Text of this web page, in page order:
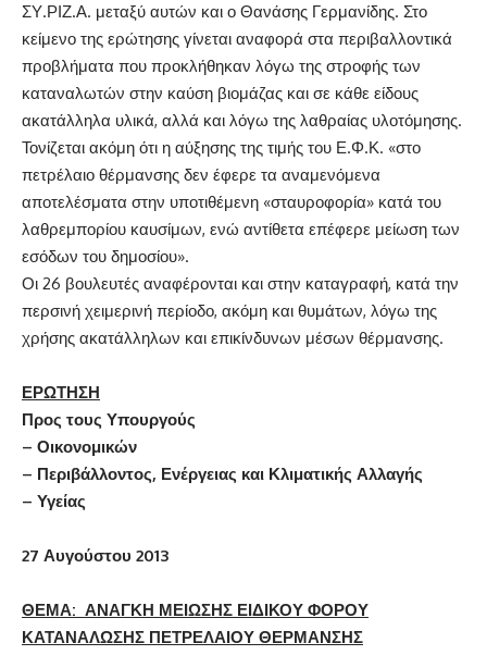
ΣΥ.ΡΙΖ.Α. μεταξύ αυτών και ο Θανάσης Γερμανίδης. Στο
κείμενο της ερώτησης γίνεται αναφορά στα περιβαλλοντικά
προβλήματα που προκλήθηκαν λόγω της στροφής των
καταναλωτών στην καύση βιομάζας και σε κάθε είδους
ακατάλληλα υλικά, αλλά και λόγω της λαθραίας υλοτόμησης.
Τονίζεται ακόμη ότι η αύξησης της τιμής του Ε.Φ.Κ. «στο
πετρέλαιο θέρμανσης δεν έφερε τα αναμενόμενα
αποτελέσματα στην υποτιθέμενη «σταυροφορία» κατά του
λαθρεμπορίου καυσίμων, ενώ αντίθετα επέφερε μείωση των
εσόδων του δημοσίου».
Οι 26 βουλευτές αναφέρονται και στην καταγραφή, κατά την
περσινή χειμερινή περίοδο, ακόμη και θυμάτων, λόγω της
χρήσης ακατάλληλων και επικίνδυνων μέσων θέρμανσης.
ΕΡΩΤΗΣΗ
Προς τους Υπουργούς
– Οικονομικών
– Περιβάλλοντος, Ενέργειας και Κλιματικής Αλλαγής
– Υγείας
27 Αυγούστου 2013
ΘΕΜΑ: ΑΝΑΓΚΗ ΜΕΙΩΣΗΣ ΕΙΔΙΚΟΥ ΦΟΡΟΥ
ΚΑΤΑΝΑΛΩΣΗΣ ΠΕΤΡΕΛΑΙΟΥ ΘΕΡΜΑΝΣΗΣ